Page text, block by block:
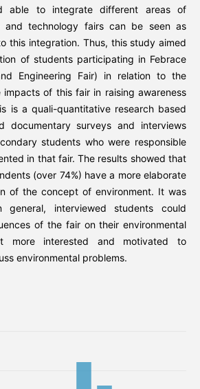
able to integrate different areas of
and technology fairs can be seen as
this integration. Thus, this study aimed
of students participating in Febrace
Engineering Fair) in relation to the
of this fair in raising awareness
is a quali-quantitative research based
documentary surveys and interviews
students who were responsible
in that fair. The results showed that
(over 74%) have a more elaborate
of the concept of environment. It was
interviewed students could
of the fair on their environmental
more interested and motivated to
environmental problems.